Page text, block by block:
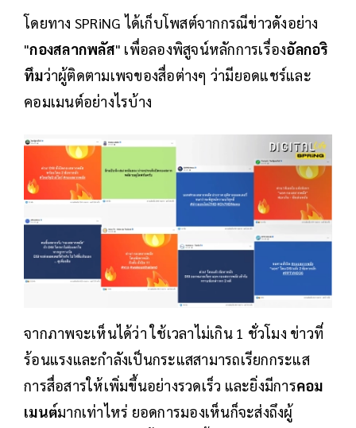
โดยทาง SPRiNG ได้เก็บโพสต์จากกรณีข่าวดังอย่าง
"กองสลากพลัส" เพื่อลองพิสูจน์หลักการเรื่องอัลกอริ
ทึมว่าผู้ติดตามเพจของสื่อต่างๆ ว่ามียอดแชร์และ
คอมเมนต์อย่างไรบ้าง
จากภาพจะเห็นได้ว่า ใช้เวลาไม่เกิน 1 ชั่วโมง ข่าวที่
ร้อนแรงและกำลังเป็นกระแสสามารถเรียกกระแส
การสื่อสารให้เพิ่มขึ้นอย่างรวดเร็ว และยิ่งมีการคอม
เมนต์มากเท่าไหร่ ยอดการมองเห็นก็จะส่งถึงผู้